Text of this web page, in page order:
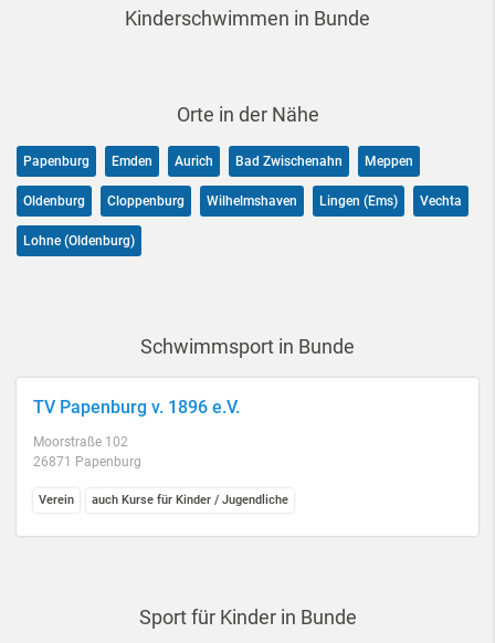
Kinderschwimmen in Bunde
Orte in der Nähe
Papenburg Emden Aurich Bad Zwischenahn Meppen
Oldenburg Cloppenburg Wilhelmshaven Lingen (Ems) Vechta
Lohne (Oldenburg)
Schwimmsport in Bunde
TV Papenburg v. 1896 e.V.
Moorstraße 102
26871 Papenburg
Verein auch Kurse für Kinder / Jugendliche
Sport für Kinder in Bunde